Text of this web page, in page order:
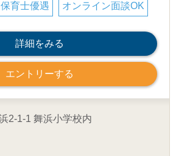
保育士優遇 オンライン面談OK
詳細をみる
エントリーする
2-1-1 舞浜小学校内